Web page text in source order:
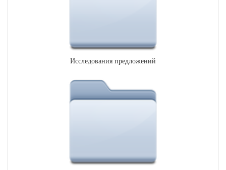
Исследования предложений